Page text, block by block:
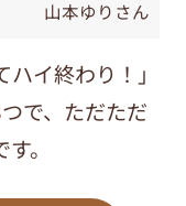
山本ゆりさん
イ終わり！」
で、ただただ
。